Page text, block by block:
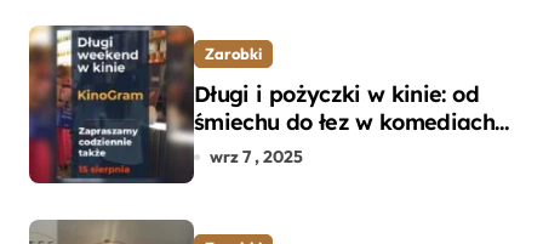
Zarobki
Długi i pożyczki w kinie: od
śmiechu do łez w komediach i
dramatach
wrz 7 , 2025